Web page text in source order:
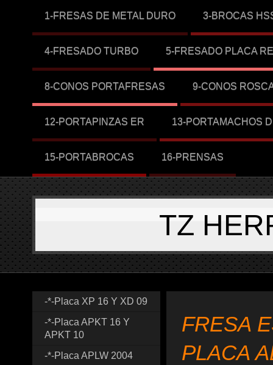
1-FRESAS DE METAL DURO 3-BROCAS
4-FRESADO TURBO 5-FRESADO PLACA
8-CONOS PORTAFRESAS 9-CONOS
12-PORTAPINZAS ER 13-PORTAMACHOS
15-PORTABROCAS 16-PRENSAS
TZ
-*-Placa XP 16 Y XD 09
-*-Placa APKT 16 Y
APKT 10
-*-Placa APLW 2004
FRESA
PLACA